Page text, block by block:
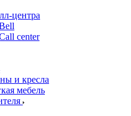
центра
center
и кресла
мебель